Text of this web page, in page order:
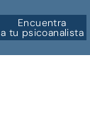
Encuentra
a tu psicoanalista